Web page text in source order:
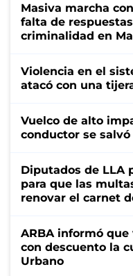
Masiva marcha
falta de
criminalidad en
Violencia en el
atacó con una
Vuelco de alto
conductor se
Diputados de LLA
para que las
renovar el carnet
ARBA informó
con descuento la
Urbano